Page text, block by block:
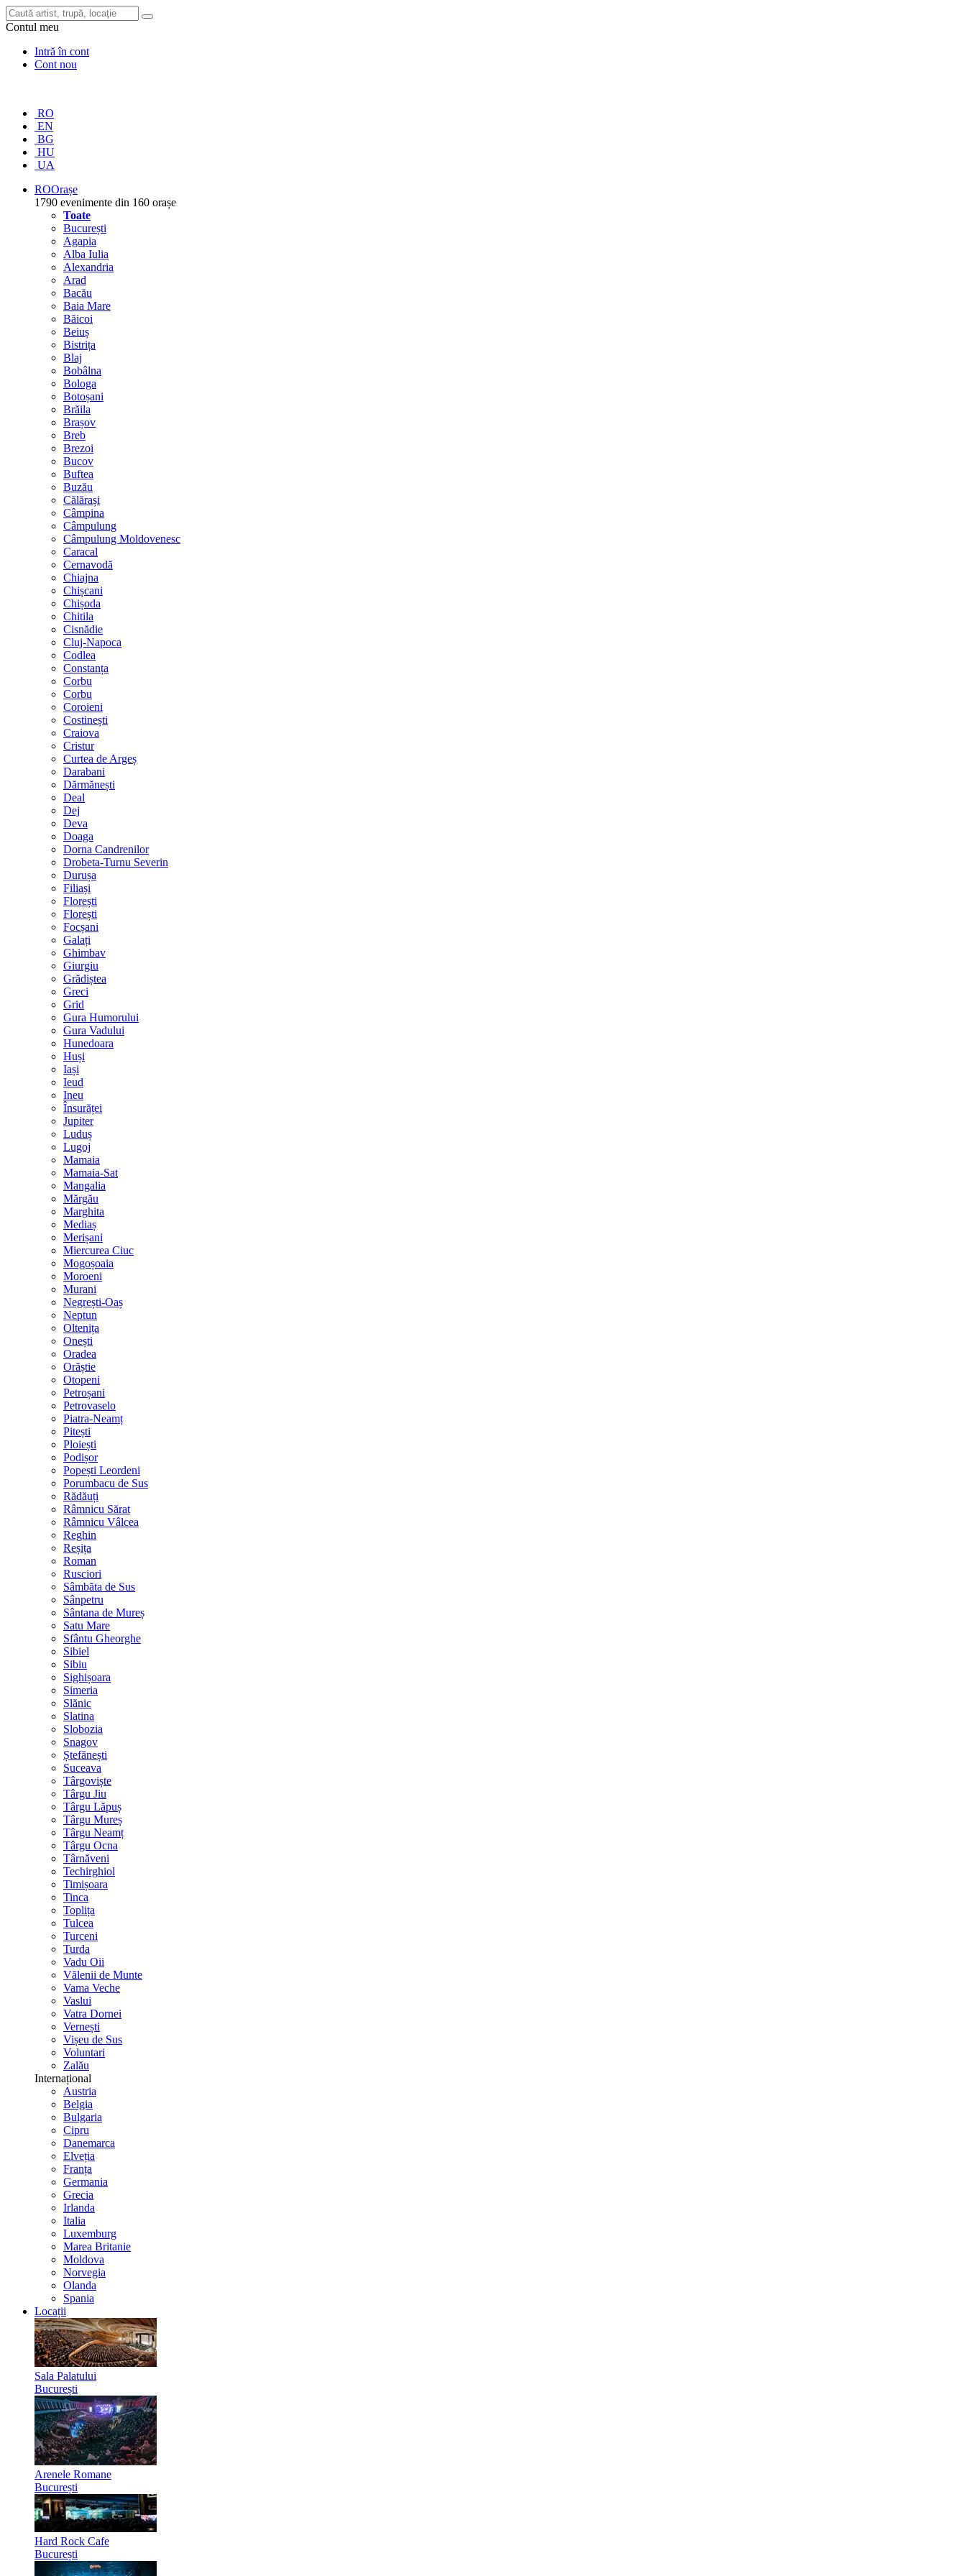
Contul meu
Intră în cont
Cont nou
RO
EN
BG
HU
UA
ROOrașe
1790 evenimente din 160 orașe
Toate
București
Agapia
Alba Iulia
Alexandria
Arad
Bacău
Baia Mare
Băicoi
Beiuș
Bistrița
Blaj
Bobâlna
Bologa
Botoșani
Brăila
Brașov
Breb
Brezoi
Bucov
Buftea
Buzău
Călărași
Câmpina
Câmpulung
Câmpulung Moldovenesc
Caracal
Cernavodă
Chiajna
Chișcani
Chișoda
Chitila
Cisnădie
Cluj-Napoca
Codlea
Constanța
Corbu
Corbu
Coroieni
Costinești
Craiova
Cristur
Curtea de Argeș
Darabani
Dărmănești
Deal
Dej
Deva
Doaga
Dorna Candrenilor
Drobeta-Turnu Severin
Durușa
Filiași
Florești
Florești
Focșani
Galați
Ghimbav
Giurgiu
Grădiștea
Greci
Grid
Gura Humorului
Gura Vadului
Hunedoara
Huși
Iași
Ieud
Ineu
Însurăței
Jupiter
Luduș
Lugoj
Mamaia
Mamaia-Sat
Mangalia
Mărgău
Marghita
Mediaș
Merișani
Miercurea Ciuc
Mogoșoaia
Moroeni
Murani
Negrești-Oaș
Neptun
Oltenița
Onești
Oradea
Orăștie
Otopeni
Petroșani
Petrovaselo
Piatra-Neamț
Pitești
Ploiești
Podișor
Popești Leordeni
Porumbacu de Sus
Rădăuți
Râmnicu Sărat
Râmnicu Vâlcea
Reghin
Reșița
Roman
Rusciori
Sâmbăta de Sus
Sânpetru
Sântana de Mureș
Satu Mare
Sfântu Gheorghe
Sibiel
Sibiu
Sighișoara
Simeria
Slănic
Slatina
Slobozia
Snagov
Ștefănești
Suceava
Târgoviște
Târgu Jiu
Târgu Lăpuș
Târgu Mureș
Târgu Neamț
Târgu Ocna
Târnăveni
Techirghiol
Timișoara
Tinca
Toplița
Tulcea
Turceni
Turda
Vadu Oii
Vălenii de Munte
Vama Veche
Vaslui
Vatra Dornei
Vernești
Vișeu de Sus
Voluntari
Zalău
Internațional
Austria
Belgia
Bulgaria
Cipru
Danemarca
Elveția
Franța
Germania
Grecia
Irlanda
Italia
Luxemburg
Marea Britanie
Moldova
Norvegia
Olanda
Spania
Locații
Sala Palatului
București
Arenele Romane
București
Hard Rock Cafe
București